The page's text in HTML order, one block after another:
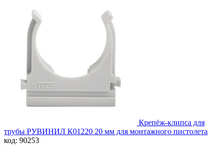
Крепёж-клипса для
трубы РУВИНИЛ К01220 20 мм для монтажного пистолета
код: 90253